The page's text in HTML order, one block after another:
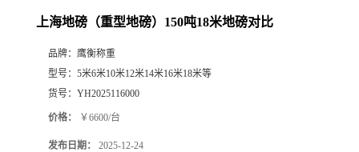
上海地磅（重型地磅）150吨18米地磅对比
品牌： 鹰衡称重
型号： 5米6米10米12米14米16米18米等
货号： YH2025116000
价格： ￥6600/台
发布日期： 2025-12-24